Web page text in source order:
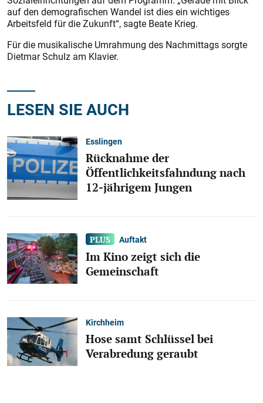
auf den demografischen Wandel ist dies ein wichtiges
Arbeitsfeld für die Zukunft“, sagte Beate Krieg.
Für die musikalische Umrahmung des Nachmittags sorgte
Dietmar Schulz am Klavier.
LESEN SIE AUCH
Esslingen
Rücknahme der
Öffentlichkeitsfahndung nach
12-jährigem Jungen
Auftakt
Im Kino zeigt sich die
Gemeinschaft
Kirchheim
Hose samt Schlüssel bei
Verabredung geraubt